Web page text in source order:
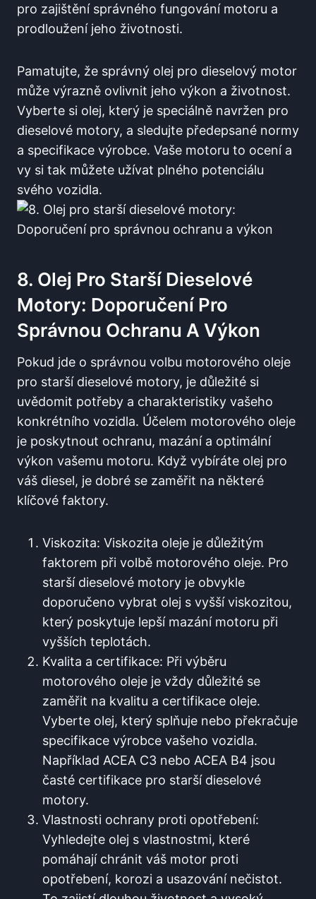
pro zajištění správného fungování motoru a
prodloužení jeho životnosti.
Pamatujte, že správný olej pro dieselový motor
může výrazně ovlivnit jeho výkon a životnost.
Vyberte si olej, který je speciálně navržen pro
dieselové motory, a sledujte předepsané normy
a specifikace výrobce. Vaše motoru to ocení a
vy si tak můžete užívat plného potenciálu
svého vozidla.
8. Olej Pro Starší Dieselové
Motory: Doporučení Pro
Správnou Ochranu A Výkon
Pokud jde o správnou volbu motorového oleje
pro starší dieselové motory, je důležité si
uvědomit potřeby a charakteristiky vašeho
konkrétního vozidla. Účelem motorového oleje
je poskytnout ochranu, mazání a optimální
výkon vašemu motoru. Když vybíráte olej pro
váš diesel, je dobré se zaměřit na některé
klíčové faktory.
Viskozita: Viskozita oleje je důležitým
faktorem při volbě motorového oleje. Pro
starší dieselové motory je obvykle
doporučeno vybrat olej s vyšší viskozitou,
který poskytuje lepší mazání motoru při
vyšších teplotách.
Kvalita a certifikace: Při výběru
motorového oleje je vždy důležité se
zaměřit na kvalitu a certifikace oleje.
Vyberte olej, který splňuje nebo překračuje
specifikace výrobce vašeho vozidla.
Například ACEA C3 nebo ACEA B4 jsou
časté certifikace pro starší dieselové
motory.
Vlastnosti ochrany proti opotřebení:
Vyhledejte olej s vlastnostmi, které
pomáhají chránit váš motor proti
opotřebení, korozi a usazování nečistot.